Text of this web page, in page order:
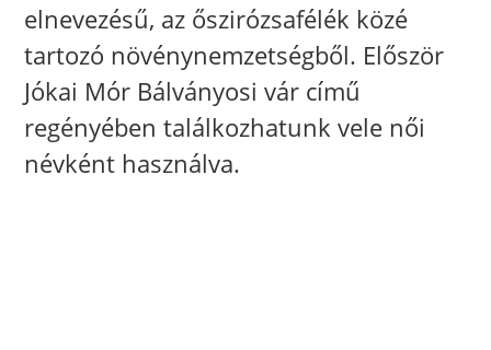
elnevezésű, az őszirózsafélék közé
tartozó növénynemzetségből. Először
Jókai Mór Bálványosi vár című
regényében találkozhatunk vele női
névként használva.